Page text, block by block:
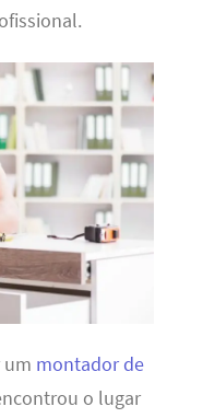
um montador de
o lugar